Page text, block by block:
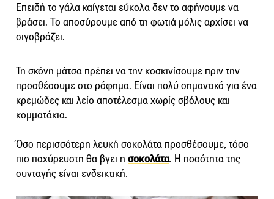
Επειδή το γάλα καίγεται εύκολα δεν το αφήνουμε να
βράσει. Το αποσύρουμε από τη φωτιά μόλις αρχίσει να
σιγοβράζει.
Τη σκόνη μάτσα πρέπει να την κοσκινίσουμε πριν την
προσθέσουμε στο ρόφημα. Είναι πολύ σημαντικό για ένα
κρεμώδες και λείο αποτέλεσμα χωρίς σβόλους και
κομματάκια.
Όσο περισσότερη λευκή σοκολάτα προσθέσουμε, τόσο
πιο παχύρευστη θα βγει η σοκολάτα. Η ποσότητα της
συνταγής είναι ενδεικτική.